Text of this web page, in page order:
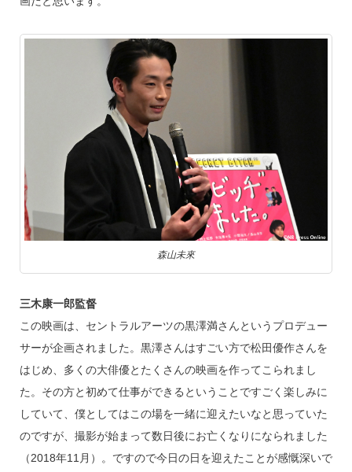
森山未來
三木康一郎監督
この映画は、セントラルアーツの黒澤満さんというプロデュー
サーが企画されました。黒澤さんはすごい方で松田優作さんを
はじめ、多くの大俳優とたくさんの映画を作ってこられまし
た。その方と初めて仕事ができるということですごく楽しみに
していて、僕としてはこの場を一緒に迎えたいなと思っていた
のですが、撮影が始まって数日後にお亡くなりになられました
（2018年11月）。ですので今日の日を迎えたことが感慨深いで